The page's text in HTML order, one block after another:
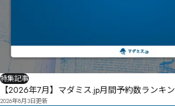
特集記事
【2026年7月】マダミス.jp月間予約数ランキ
2026年8月3日更新